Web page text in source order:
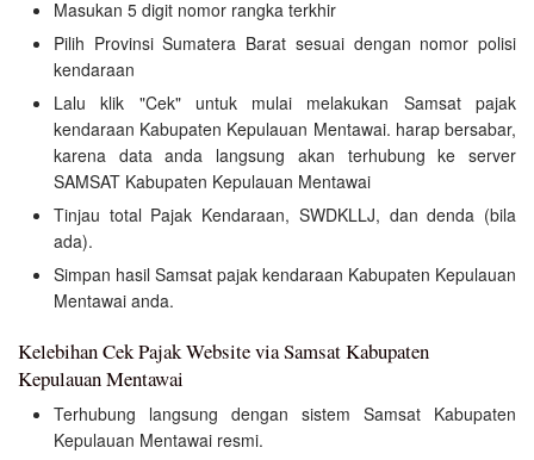
Masukan 5 digit nomor rangka terkhir
Pilih Provinsi Sumatera Barat sesuai dengan nomor polisi
kendaraan
Lalu klik "Cek" untuk mulai melakukan Samsat pajak
kendaraan Kabupaten Kepulauan Mentawai. harap bersabar,
karena data anda langsung akan terhubung ke server
SAMSAT Kabupaten Kepulauan Mentawai
Tinjau total Pajak Kendaraan, SWDKLLJ, dan denda (bila
ada).
Simpan hasil Samsat pajak kendaraan Kabupaten Kepulauan
Mentawai anda.
Kelebihan Cek Pajak Website via Samsat Kabupaten
Kepulauan Mentawai
Terhubung langsung dengan sistem Samsat Kabupaten
Kepulauan Mentawai resmi.